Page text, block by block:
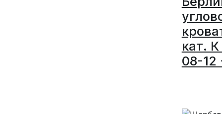
кат.
08-12